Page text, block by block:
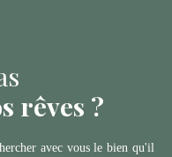
rêves ?
avec vous le bien qu'il